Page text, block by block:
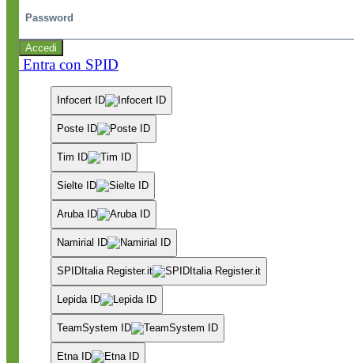
Accedi
Entra con SPID
Infocert ID
Poste ID
Tim ID
Sielte ID
Aruba ID
Namirial ID
SPIDItalia Register.it
Lepida ID
TeamSystem ID
Etna ID